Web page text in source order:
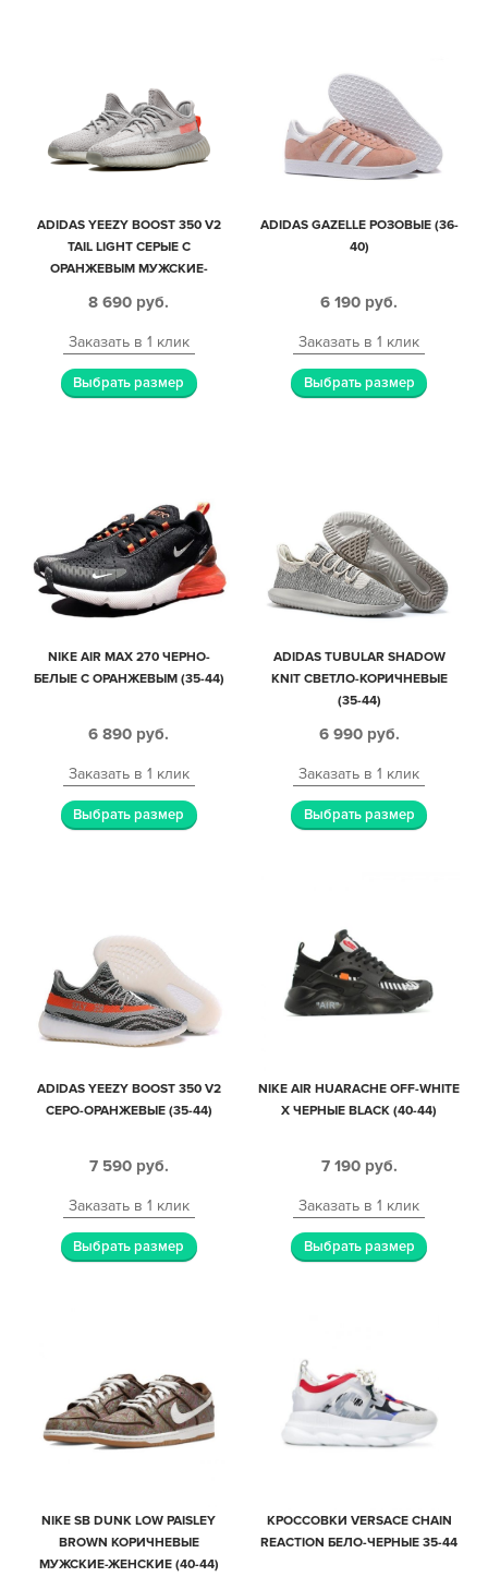
ADIDAS YEEZY BOOST 350 V2
TAIL LIGHT СЕРЫЕ С
ОРАНЖЕВЫМ МУЖСКИЕ-
8 690 руб.
Заказать в 1 клик
Выбрать размер
ADIDAS GAZELLE РОЗОВЫЕ (36-
40)
6 190 руб.
Заказать в 1 клик
Выбрать размер
NIKE AIR MAX 270 ЧЕРНО-
БЕЛЫЕ С ОРАНЖЕВЫМ (35-44)
6 890 руб.
Заказать в 1 клик
Выбрать размер
ADIDAS TUBULAR SHADOW
KNIT СВЕТЛО-КОРИЧНЕВЫЕ
(35-44)
6 990 руб.
Заказать в 1 клик
Выбрать размер
ADIDAS YEEZY BOOST 350 V2
СЕРО-ОРАНЖЕВЫЕ (35-44)
7 590 руб.
Заказать в 1 клик
Выбрать размер
NIKE AIR HUARACHE OFF-WHITE
X ЧЕРНЫЕ BLACK (40-44)
7 190 руб.
Заказать в 1 клик
Выбрать размер
NIKE SB DUNK LOW PAISLEY
BROWN КОРИЧНЕВЫЕ
МУЖСКИЕ-ЖЕНСКИЕ (40-44)
КРОССОВКИ VERSACE CHAIN
REACTION БЕЛО-ЧЕРНЫЕ 35-44